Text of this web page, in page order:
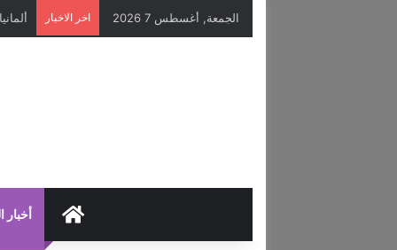
الجمعة, أغسطس 7 2026 اخر الاخبار
HOMEأخبار